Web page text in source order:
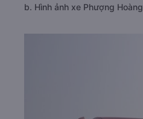
b. Hình ảnh xe Phượng Hoàng